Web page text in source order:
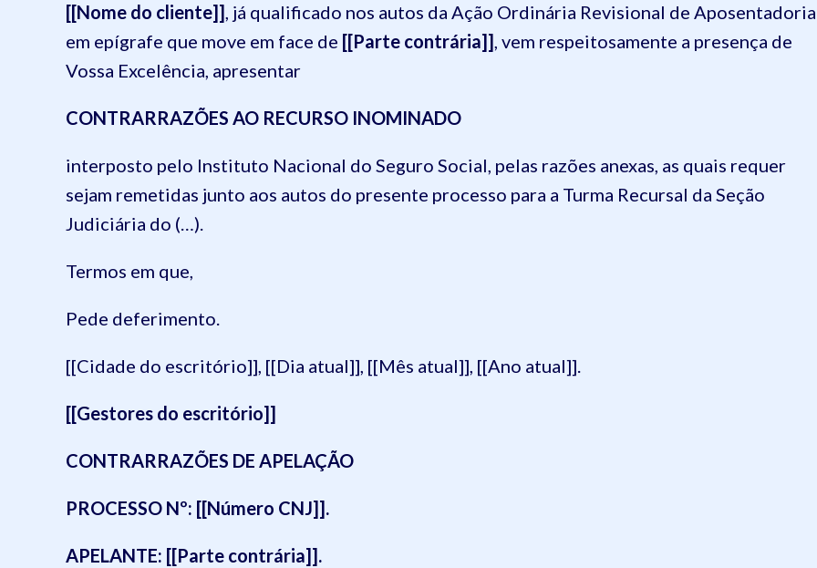
[[Nome do cliente]], já qualificado nos autos da Ação Ordinária Revisional de Aposentadoria
em epígrafe que move em face de [[Parte contrária]], vem respeitosamente a presença de
Vossa Excelência, apresentar
CONTRARRAZÕES AO RECURSO INOMINADO
interposto pelo Instituto Nacional do Seguro Social, pelas razões anexas, as quais requer
sejam remetidas junto aos autos do presente processo para a Turma Recursal da Seção
Judiciária do (…).
Termos em que,
Pede deferimento.
[[Cidade do escritório]], [[Dia atual]], [[Mês atual]], [[Ano atual]].
[[Gestores do escritório]]
CONTRARRAZÕES DE APELAÇÃO
PROCESSO Nº: [[Número CNJ]].
APELANTE: [[Parte contrária]].